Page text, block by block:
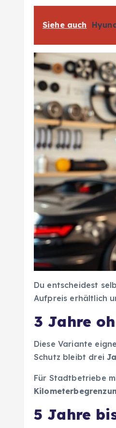
Siehe auch
Du entscheidest
Aufpreis erhältlich
3 Jahre
Diese Variante
Schutz bleibt drei
Für Stadtbetriebe
5 Jahre